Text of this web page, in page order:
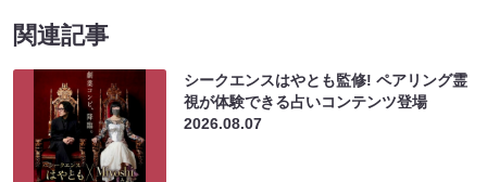
関連記事
シークエンスはやとも監修! ペアリング霊
視が体験できる占いコンテンツ登場
2026.08.07